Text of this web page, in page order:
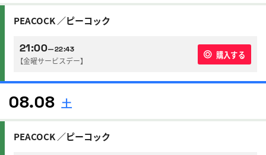
PEACOCK ／ピーコック
21:00—22:43
【金曜サービスデー】
購入する
08.08 土
PEACOCK ／ピーコック